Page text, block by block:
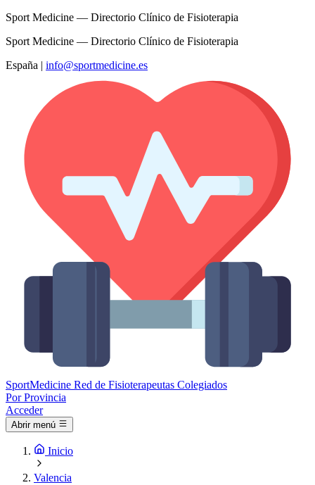
Sport Medicine — Directorio Clínico de Fisioterapia
Sport Medicine — Directorio Clínico de Fisioterapia
España | info@sportmedicine.es
SportMedicine Red de Fisioterapeutas Colegiados
Por Provincia
Acceder
Abrir menú
Inicio
Valencia